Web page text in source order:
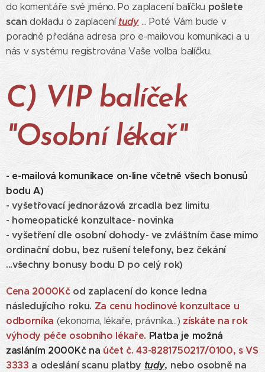
do komentáře své jméno. Po zaplacení balíčku pošlete
scan dokladu o zaplacení tudy ... Poté Vám bude v
poradně předána adresa pro e-mailovou komunikaci a u
nás v systému registrována Vaše volba balíčku.
C) VIP balíček
"Osobní lékař"
- e-mailová komunikace on-line včetně všech bonusů
bodu A)
- vyšetřovací jednorázová zrcadla bez limitu
- homeopatické konzultace- novinka
- vyšetření dle osobní dohody- ve zvláštním čase mimo
ordinační dobu, bez rušení telefony, bez čekání
...všechny bonusy bodu D po celý rok)
Cena 2000Kčod zaplacení do konce ledna
následujícího roku. Za cenu hodinové konzultace u
odborníka (ekonoma, lékaře, právníka...) získáte na rok
výhody péče osobního lékaře. Platba je možná
zasláním 2000Kč na účet č.43-8281750217/0100, s VS
3333 a odeslání scanu platby tudy, nebo osobně na